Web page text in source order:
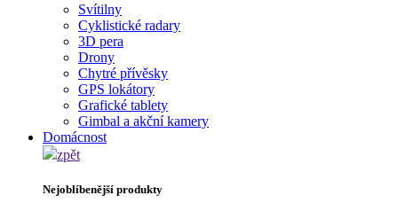
Svítilny
Cyklistické radary
3D pera
Drony
Chytré přívěsky
GPS lokátory
Grafické tablety
Gimbal a akční kamery
Domácnost
zpět
Nejoblíbenější produkty